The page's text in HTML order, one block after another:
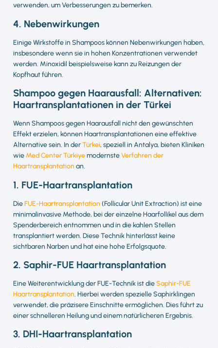
verwenden, um Verbesserungen zu bemerken.
4. Nebenwirkungen
Einige Wirkstoffe in Shampoos können Nebenwirkungen haben,
insbesondere wenn sie in hohen Konzentrationen verwendet
werden. Minoxidil beispielsweise kann zu Reizungen der
Kopfhaut führen.
Shampoo gegen Haarausfall: Alternativen:
Haartransplantationen in der Türkei
Wenn Shampoos gegen Haarausfall nicht den gewünschten
Effekt erzielen, können Haartransplantationen eine effektive
Alternative sein. In derTürkei, speziell in Antalya, bieten Kliniken
wie Med Center TürkiyemodernsteVerfahren der
Haartransplantation an.
1. FUE-Haartransplantation
DieFUE-Haartransplantation (Follicular Unit Extraction) ist eine
minimalinvasive Methode, bei der einzelne Haarfollikel aus dem
Spenderbereich entnommen und in die kahlen Stellen
transplantiert werden. Diese Technik hinterlässt keine
sichtbaren Narben und hat eine hohe Erfolgsquote.
2. Saphir-FUE Haartransplantation
Eine Weiterentwicklung der FUE-Technik ist dieSaphir-FUE
Haartransplantation. Hierbei werden spezielle Saphirklingen
verwendet, die präzisere Einschnitte ermöglichen. Dies führt zu
einer schnelleren Heilung und einem natürlicheren Ergebnis.
3. DHI-Haartransplantation